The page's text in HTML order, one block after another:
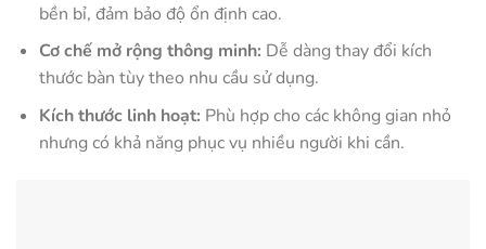
bền bỉ, đảm bảo độ ổn định cao.
Cơ chế mở rộng thông minh: Dễ dàng thay đổi kích
thước bàn tùy theo nhu cầu sử dụng.
Kích thước linh hoạt: Phù hợp cho các không gian nhỏ
nhưng có khả năng phục vụ nhiều người khi cần.